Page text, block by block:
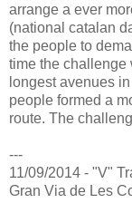
arrange a ever
(national catalan
the people to
time the challenge
longest avenues
people formed a
route. The
---
11/09/2014 - "V"
Gran Via de Les